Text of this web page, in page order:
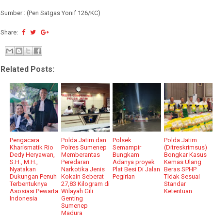
Sumber : (Pen Satgas Yonif 126/KC)
Share:
Related Posts:
Pengacara
Kharismatik Rio
Dedy Heryawan,
S.H., M.H.,
Nyatakan
Dukungan Penuh
Terbentuknya
Asosiasi Pewarta
Indonesia
Polda Jatim dan
Polres Sumenep
Memberantas
Peredaran
Narkotika Jenis
Kokain Seberat
27,83 Kilogram di
Wilayah Gili
Genting
Sumenep
Madura
Polsek
Semampir
Bungkam
Adanya proyek
Plat Besi Di Jalan
Pegirian
Polda Jatim
(Ditreskrimsus)
Bongkar Kasus
Kemas Ulang
Beras SPHP
Tidak Sesuai
Standar
Ketentuan